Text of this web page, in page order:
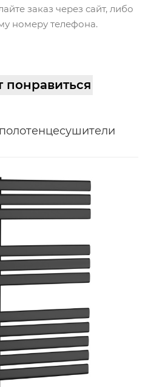
заказ через сайт, либо
номеру телефона.